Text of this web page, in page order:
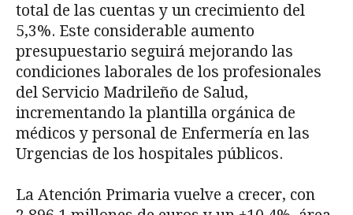
total de las cuentas y un crecimiento del
5,3%. Este considerable aumento
presupuestario seguirá mejorando las
condiciones laborales de los profesionales
del Servicio Madrileño de Salud,
incrementando la plantilla orgánica de
médicos y personal de Enfermería en las
Urgencias de los hospitales públicos.
La Atención Primaria vuelve a crecer, con